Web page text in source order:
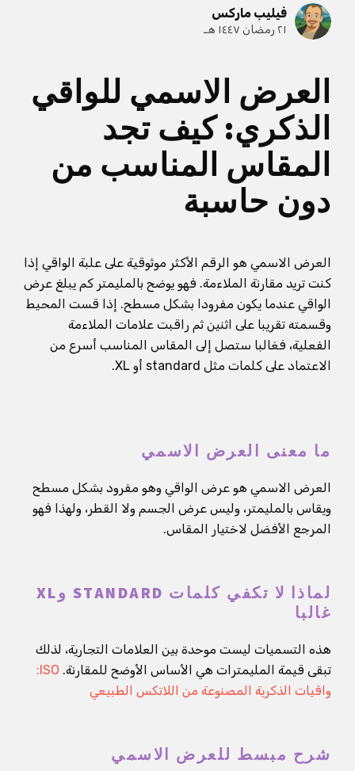
فيليب ماركس
٢١ رمضان ١٤٤٧ هـ
العرض الاسمي للواقي
الذكري: كيف تجد
المقاس المناسب من
دون حاسبة
العرض الاسمي هو الرقم الأكثر موثوقية على علبة الواقي إذا
كنت تريد مقارنة الملاءمة. فهو يوضح بالمليمتر كم يبلغ عرض
الواقي عندما يكون مفرودا بشكل مسطح. إذا قست المحيط
وقسمته تقريبا على اثنين ثم راقبت علامات الملاءمة
الفعلية، فغالبا ستصل إلى المقاس المناسب أسرع من
الاعتماد على كلمات مثل standard أو XL.
ما معنى العرض الاسمي
العرض الاسمي هو عرض الواقي وهو مفرود بشكل مسطح
ويقاس بالمليمتر، وليس عرض الجسم ولا القطر، ولهذا فهو
المرجع الأفضل لاختيار المقاس.
لماذا لا تكفي كلمات STANDARD وXL
غالبا
هذه التسميات ليست موحدة بين العلامات التجارية، لذلك
تبقى قيمة المليمترات هي الأساس الأوضح للمقارنة.
ISO:
واقيات الذكرية المصنوعة من اللاتكس الطبيعي
شرح مبسط للعرض الاسمي